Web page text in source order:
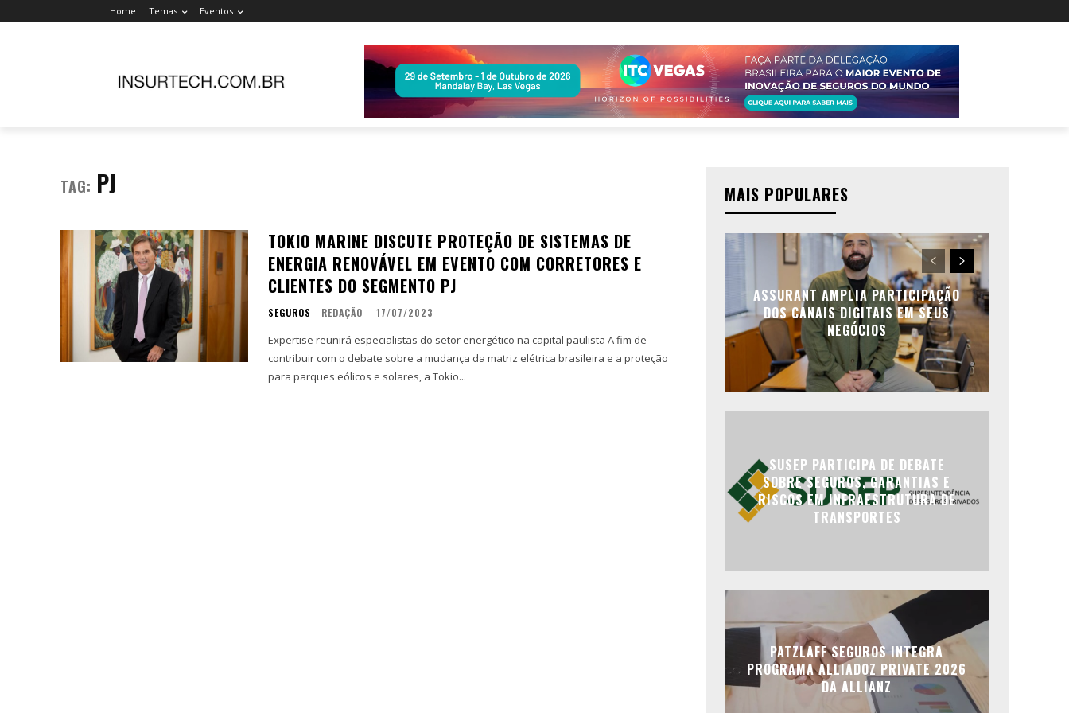
Home Temas Eventos
TAG: PJ
TOKIO MARINE DISCUTE PROTEÇÃO DE SISTEMAS DE
ENERGIA RENOVÁVEL EM EVENTO COM CORRETORES E
CLIENTES DO SEGMENTO PJ
SEGUROS REDAÇÃO - 17/07/2023
Expertise reunirá especialistas do setor energético na capital paulista A fim de
contribuir com o debate sobre a mudança da matriz elétrica brasileira e a proteção
para parques eólicos e solares, a Tokio...
MAIS POPULARES
ASSURANT AMPLIA PARTICIPAÇÃO
DOS CANAIS DIGITAIS EM SEUS
NEGÓCIOS
SUSEP PARTICIPA DE DEBATE
SOBRE SEGUROS, GARANTIAS E
RISCOS EM INFRAESTRUTURA DE
TRANSPORTES
PATZLAFF SEGUROS INTEGRA
PROGRAMA ALLIADOZ PRIVATE 2026
DA ALLIANZ